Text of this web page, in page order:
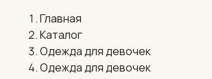
Главная
Каталог
Одежда для девочек
Одежда для девочек